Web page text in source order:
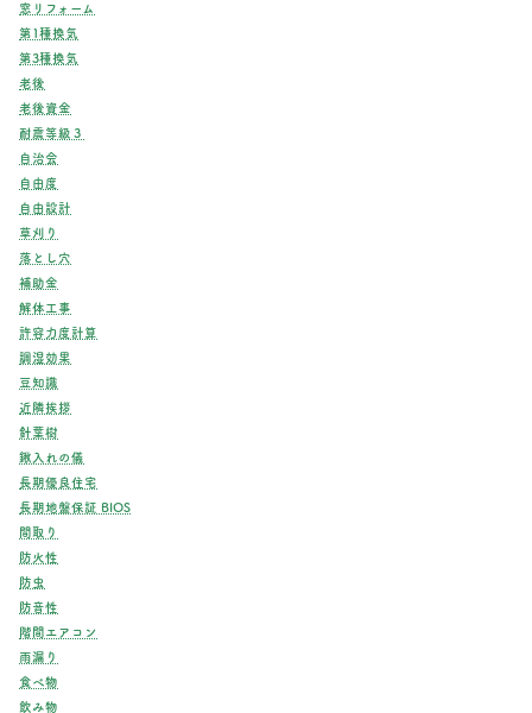
窓リフォーム
第1種換気
第3種換気
老後
老後資金
耐震等級３
自治会
自由度
自由設計
草刈り
落とし穴
補助金
解体工事
許容力度計算
調湿効果
豆知識
近隣挨拶
針葉樹
鍬入れの儀
長期優良住宅
長期地盤保証 BIOS
間取り
防火性
防虫
防音性
階間エアコン
雨漏り
食べ物
飲み物